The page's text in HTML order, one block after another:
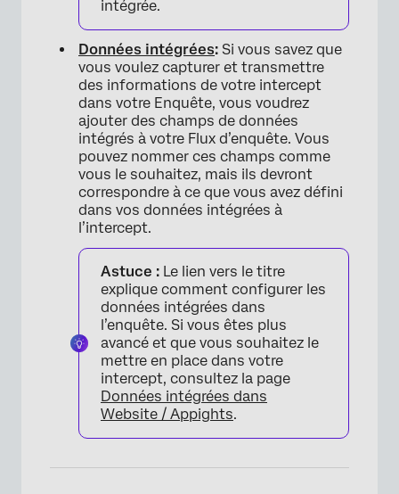
intégrée.
Données intégrées: Si vous savez que
vous voulez capturer et transmettre
des informations de votre intercept
dans votre Enquête, vous voudrez
ajouter des champs de données
intégrés à votre Flux d’enquête. Vous
pouvez nommer ces champs comme
vous le souhaitez, mais ils devront
correspondre à ce que vous avez défini
dans vos données intégrées à
l’intercept.
Astuce : Le lien vers le titre
explique comment configurer les
données intégrées dans
l’enquête. Si vous êtes plus
avancé et que vous souhaitez le
mettre en place dans votre
intercept, consultez la page
Données intégrées dans
Website / Appights.